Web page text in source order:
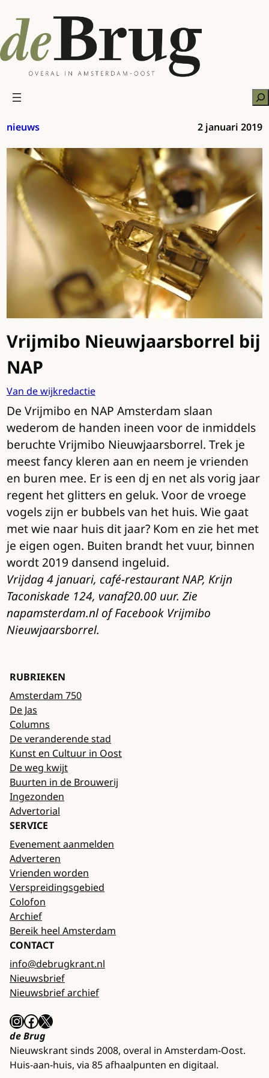
naar
de
inhoud
nieuws 2 januari 2019
Vrijmibo Nieuwjaarsborrel bij
NAP
Van de wijkredactie
De Vrijmibo en NAP Amsterdam slaan
wederom de handen ineen voor de inmiddels
beruchte Vrijmibo Nieuwjaarsborrel. Trek je
meest fancy kleren aan en neem je vrienden
en buren mee. Er is een dj en net als vorig jaar
regent het glitters en geluk. Voor de vroege
vogels zijn er bubbels van het huis. Wie gaat
met wie naar huis dit jaar? Kom en zie het met
je eigen ogen. Buiten brandt het vuur, binnen
wordt 2019 dansend ingeluid.
Vrijdag 4 januari, café-restaurant NAP, Krijn
Taconiskade 124, vanaf20.00 uur. Zie
napamsterdam.nl of Facebook Vrijmibo
Nieuwjaarsborrel.
RUBRIEKEN
Amsterdam 750
De Jas
Columns
De veranderende stad
Kunst en Cultuur in Oost
De weg kwijt
Buurten in de Brouwerij
Ingezonden
Advertorial
SERVICE
Evenement aanmelden
Adverteren
Vrienden worden
Verspreidingsgebied
Colofon
Archief
Bereik heel Amsterdam
CONTACT
info@debrugkrant.nl
Nieuwsbrief
Nieuwsbrief archief
InstagramFacebook X
de Brug
Nieuwskrant sinds 2008, overal in Amsterdam-Oost.
Huis-aan-huis, via 85 afhaalpunten en digitaal.